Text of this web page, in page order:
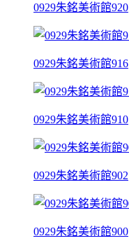
0929朱銘美術館920
0929朱銘美術館916
0929朱銘美術館910
0929朱銘美術館902
0929朱銘美術館900